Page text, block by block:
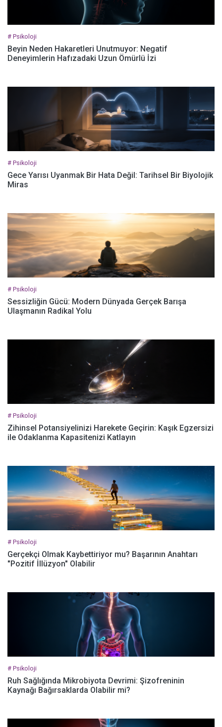
# Psikoloji
Beyin Neden Hakaretleri Unutmuyor: Negatif
Deneyimlerin Hafızadaki Uzun Ömürlü İzi
# Psikoloji
Gece Yarısı Uyanmak Bir Hata Değil: Tarihsel Bir Biyolojik
Miras
# Psikoloji
Sessizliğin Gücü: Modern Dünyada Gerçek Barışa
Ulaşmanın Radikal Yolu
# Psikoloji
Zihinsel Potansiyelinizi Harekete Geçirin: Kaşık Egzersizi
ile Odaklanma Kapasitenizi Katlayın
# Psikoloji
Gerçekçi Olmak Kaybettiriyor mu? Başarının Anahtarı
"Pozitif İllüzyon" Olabilir
# Psikoloji
Ruh Sağlığında Mikrobiyota Devrimi: Şizofreninin
Kaynağı Bağırsaklarda Olabilir mi?